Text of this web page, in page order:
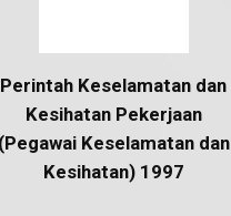
Perintah Keselamatan dan
Kesihatan Pekerjaan
(Pegawai Keselamatan dan
Kesihatan) 1997